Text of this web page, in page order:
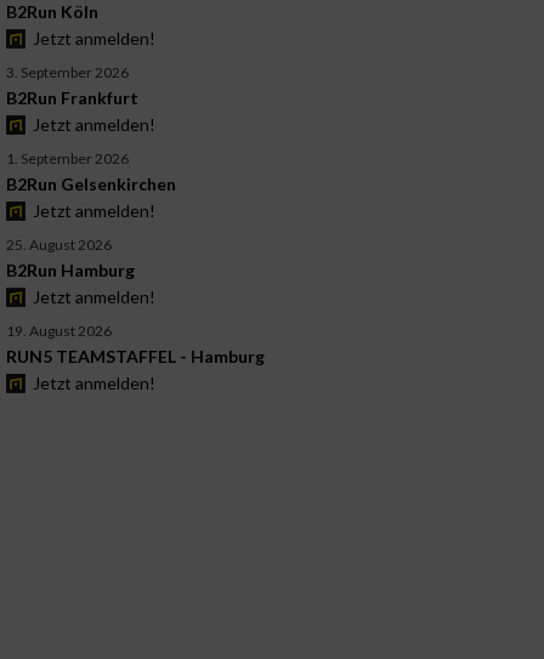
B2Run Köln
Jetzt anmelden!
3. September 2026
B2Run Frankfurt
Jetzt anmelden!
1. September 2026
B2Run Gelsenkirchen
Jetzt anmelden!
25. August 2026
B2Run Hamburg
Jetzt anmelden!
19. August 2026
RUN5 TEAMSTAFFEL - Hamburg
Jetzt anmelden!